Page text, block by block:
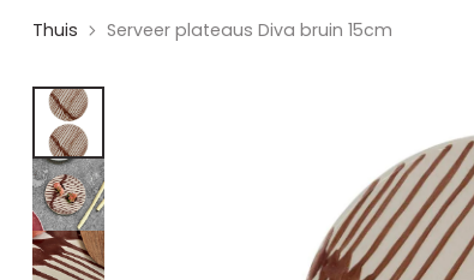
Thuis Serveer plateaus Diva bruin 15cm